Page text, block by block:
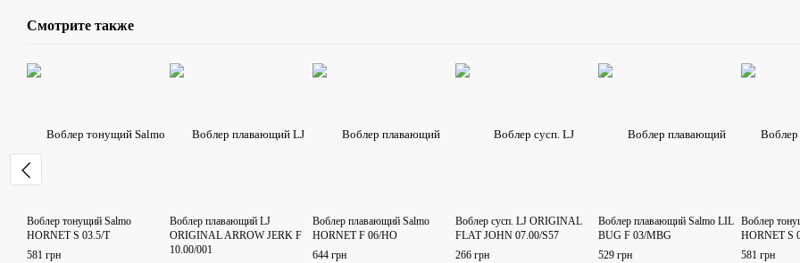
Смотрите также
Воблер тонущий Salmo
HORNET S 03.5/T
581 грн
Воблер плавающий LJ
ORIGINAL ARROW JERK F
10.00/001
Воблер плавающий Salmo
HORNET F 06/HO
644 грн
Воблер сусп. LJ ORIGINAL
FLAT JOHN 07.00/S57
266 грн
Воблер плавающий Salmo LIL
BUG F 03/MBG
529 грн
Воблер
HORNET S
581 грн